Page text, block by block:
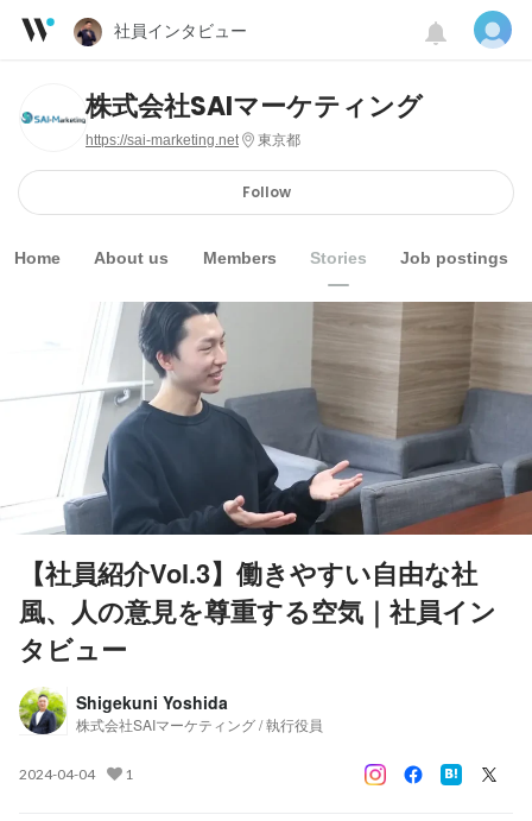
社員インタビュー
株式会社SAIマーケティング
https://sai-marketing.net 東京都
Follow
Home About us Members Stories Job postings
【社員紹介Vol.3】働きやすい自由な社
風、人の意見を尊重する空気｜社員イン
タビュー
Shigekuni Yoshida
株式会社SAIマーケティング / 執行役員
2024-04-04 1